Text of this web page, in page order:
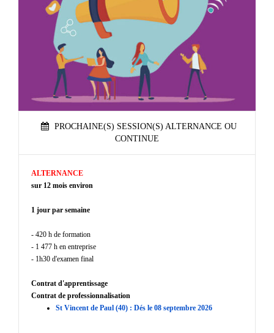
PROCHAINE(S) SESSION(S) ALTERNANCE OU
CONTINUE
ALTERNANCE
sur 12 mois environ
1 jour par semaine
- 420 h de formation
- 1 477 h en entreprise
- 1h30 d'examen final
Contrat d'apprentissage
Contrat de professionnalisation
St Vincent de Paul (40) : Dés le 08 septembre 2026